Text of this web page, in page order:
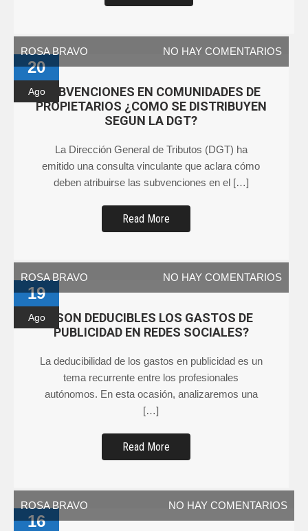
20
Ago
ROSA BRAVO NO HAY COMENTARIOS
SUBVENCIONES EN COMUNIDADES DE
PROPIETARIOS ¿COMO SE DISTRIBUYEN
SEGUN LA DGT?
La Dirección General de Tributos (DGT) ha
emitido una consulta vinculante que aclara cómo
deben atribuirse las subvenciones en el […]
Read More
19
Ago
ROSA BRAVO NO HAY COMENTARIOS
¿SON DEDUCIBLES LOS GASTOS DE
PUBLICIDAD EN REDES SOCIALES?
La deducibilidad de los gastos en publicidad es un
tema recurrente entre los profesionales
autónomos. En esta ocasión, analizaremos una
[…]
Read More
16
ROSA BRAVO NO HAY COMENTARIOS